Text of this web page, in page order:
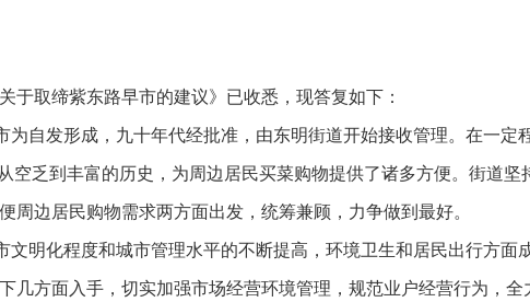
于取缔紫东路早市的建议》已收悉，现答复如下：
为自发形成，九十年代经批准，由东明街道开始接收管理。在一定
空乏到丰富的历史，为周边居民买菜购物提供了诸多方便。街道坚
周边居民购物需求两方面出发，统筹兼顾，力争做到最好。
文明化程度和城市管理水平的不断提高，环境卫生和居民出行方面
几方面入手，切实加强市场经营环境管理，规范业户经营行为，